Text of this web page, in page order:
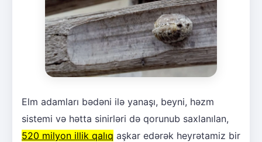
Elm adamları bədəni ilə yanaşı, beyni, həzm
sistemi və hətta sinirləri də qorunub saxlanılan,
520 milyon illik qalıq aşkar edərək heyrətamiz bir